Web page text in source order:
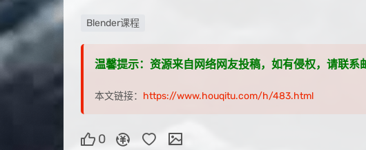
Blender课程
温馨提示：资源来自网络网友投稿，如有侵权，请联
本文链接： https://www.houqitu.com/h/483.html
0